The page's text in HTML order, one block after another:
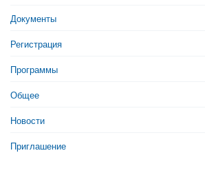
Документы
Регистрация
Программы
Общее
Новости
Приглашение